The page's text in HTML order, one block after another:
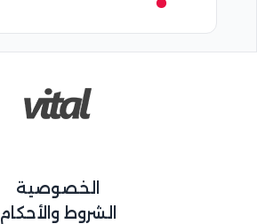
الخصوصية
الشروط والأحكام